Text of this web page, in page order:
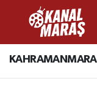
CANLI YAYIN